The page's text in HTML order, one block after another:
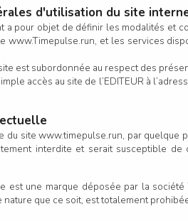
NOS SERVICES CALENDRIER
des inscrits -
Prénom
d'utilisation du site
a pour objet de définir les modalités et
www.Timepulse.run, et les services
est subordonnée au respect des
accès au site de l’EDITEUR à
du site www.timepulse.run, par
interdite et serait susceptible
est une marque déposée par la
nature que ce soit, est totalement